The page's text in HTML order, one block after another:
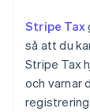
Stripe Tax
så att du
Stripe Tax
och varnar